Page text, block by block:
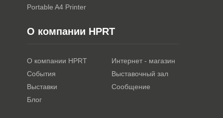
Portable A4 Printer
О компании HPRT
О компании HPRT
Интернет - магазин
События
Выставочный зал
Выставки
Сообщение
Блог